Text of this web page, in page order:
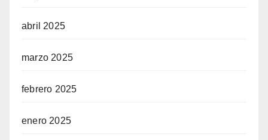
abril 2025
marzo 2025
febrero 2025
enero 2025